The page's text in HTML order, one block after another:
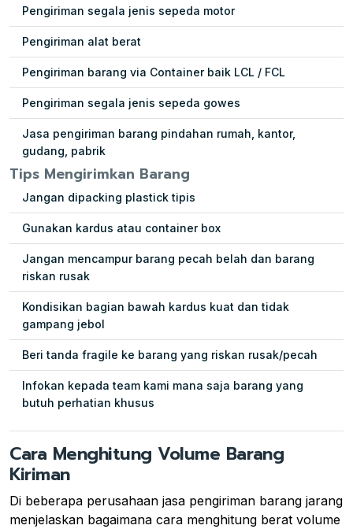
Pengiriman segala jenis sepeda motor
Pengiriman alat berat
Pengiriman barang via Container baik LCL / FCL
Pengiriman segala jenis sepeda gowes
Jasa pengiriman barang pindahan rumah, kantor,
gudang, pabrik
Tips Mengirimkan Barang
Jangan dipacking plastick tipis
Gunakan kardus atau container box
Jangan mencampur barang pecah belah dan barang
riskan rusak
Kondisikan bagian bawah kardus kuat dan tidak
gampang jebol
Beri tanda fragile ke barang yang riskan rusak/pecah
Infokan kepada team kami mana saja barang yang
butuh perhatian khusus
Cara Menghitung Volume Barang
Kiriman
Di beberapa perusahaan jasa pengiriman barang jarang
menjelaskan bagaimana cara menghitung berat volume